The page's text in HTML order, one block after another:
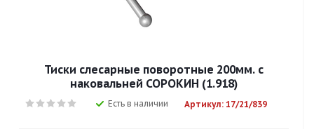
Тиски слесарные поворотные 200мм. с
наковальней СОРОКИН (1.918)
Есть в наличии Артикул: 17/21/839